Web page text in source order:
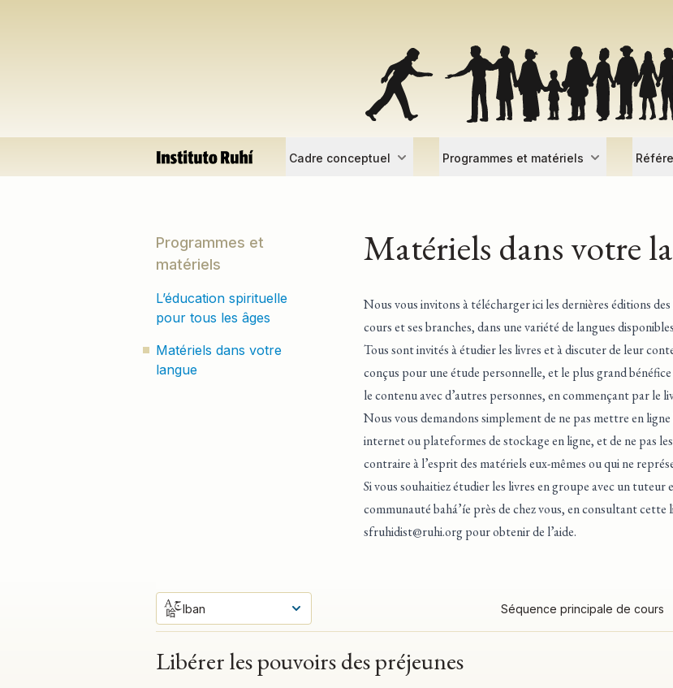
Cadre conceptuel Programmes et matériels
Programmes et
matériels
L’éducation spirituelle
pour tous les âges
Matériels dans votre
langue
Matériels dans votre
Nous vous invitons à télécharger ici les dernières éditions
cours et ses branches, dans une variété de langues
Tous sont invités à étudier les livres et à discuter de leur
conçus pour une étude personnelle, et le plus grand
le contenu avec d’autres personnes, en commençant par le
Nous vous demandons simplement de ne pas mettre en
internet ou plateformes de stockage en ligne, et de ne pas
contraire à l’esprit des matériels eux-mêmes ou qui ne
Si vous souhaitiez étudier les livres en groupe avec un tuteur
communauté bahá’íe près de chez vous, en consultant cette
sfruhidist@ruhi.orgpour obtenir de l’aide.
Iban Séquence principale de cours
Libérer les pouvoirs des préjeunes